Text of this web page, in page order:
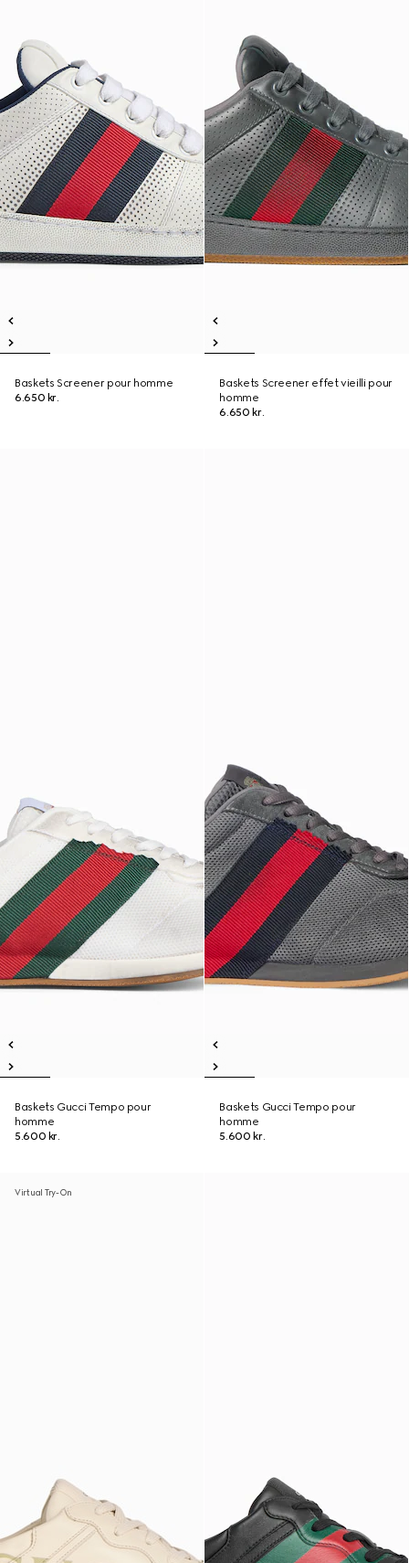
Baskets Screener pour homme
6.650 kr.
Baskets Screener effet vieilli pour
homme
6.650 kr.
Baskets Gucci Tempo pour
homme
5.600 kr.
Baskets Gucci Tempo pour
homme
5.600 kr.
Virtual Try-On